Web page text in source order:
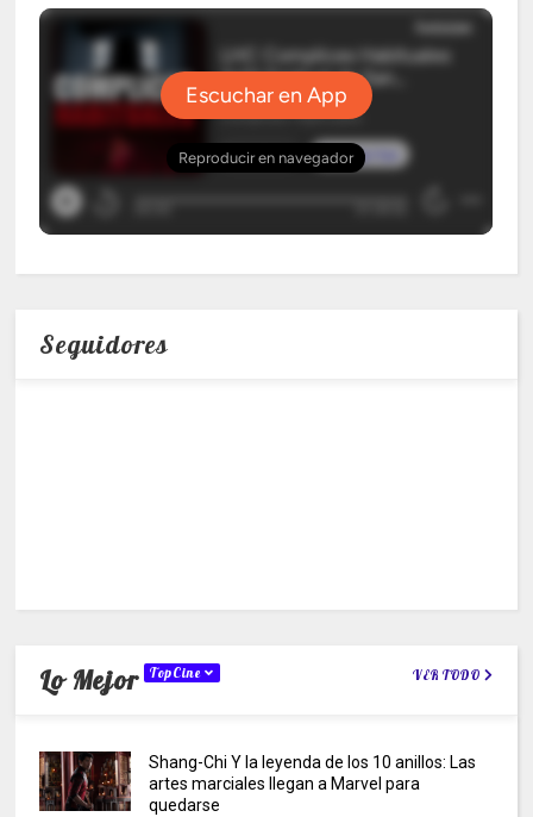
Seguidores
Lo Mejor TopCine VER TODO
Shang-Chi Y la leyenda de los 10 anillos: Las
artes marciales llegan a Marvel para
quedarse